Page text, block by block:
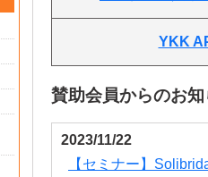
YKK
賛助会員からのお
2023/11/22
【セミナー】